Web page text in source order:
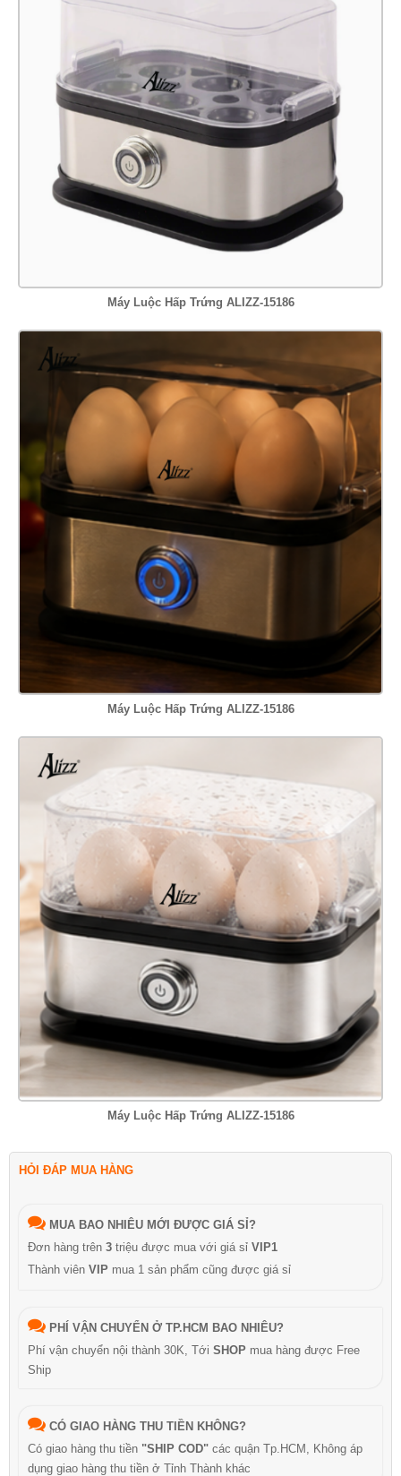
Máy Luộc Hấp Trứng ALIZZ-15186
Máy Luộc Hấp Trứng ALIZZ-15186
Máy Luộc Hấp Trứng ALIZZ-15186
HỎI ĐÁP MUA HÀNG
MUA BAO NHIÊU MỚI ĐƯỢC GIÁ SỈ?
Đơn hàng trên 3 triệu được mua với giá sỉ VIP1
Thành viên VIP mua 1 sản phẩm cũng được giá sỉ
PHÍ VẬN CHUYỂN Ở TP.HCM BAO NHIÊU?
Phí vận chuyển nội thành 30K, Tới SHOP mua hàng được Free
Ship
CÓ GIAO HÀNG THU TIỀN KHÔNG?
Có giao hàng thu tiền "SHIP COD" các quận Tp.HCM, Không áp
dụng giao hàng thu tiền ở Tỉnh Thành khác